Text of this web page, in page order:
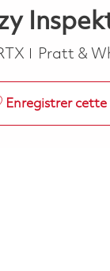
Pratt &
Enregistrer